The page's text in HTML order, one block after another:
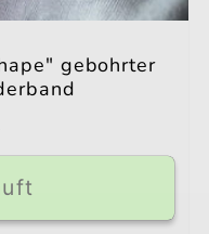
gebohrter